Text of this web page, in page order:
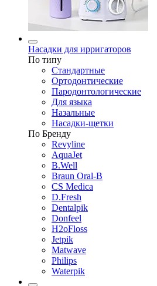
Насадки для ирригаторов
По типу
Стандартные
Ортодонтические
Пародонтологические
Для языка
Назальные
Насадки-щетки
По Бренду
Revyline
AquaJet
B.Well
Braun Oral-B
CS Medica
D.Fresh
Dentalpik
Donfeel
H2oFloss
Jetpik
Matwave
Philips
Waterpik